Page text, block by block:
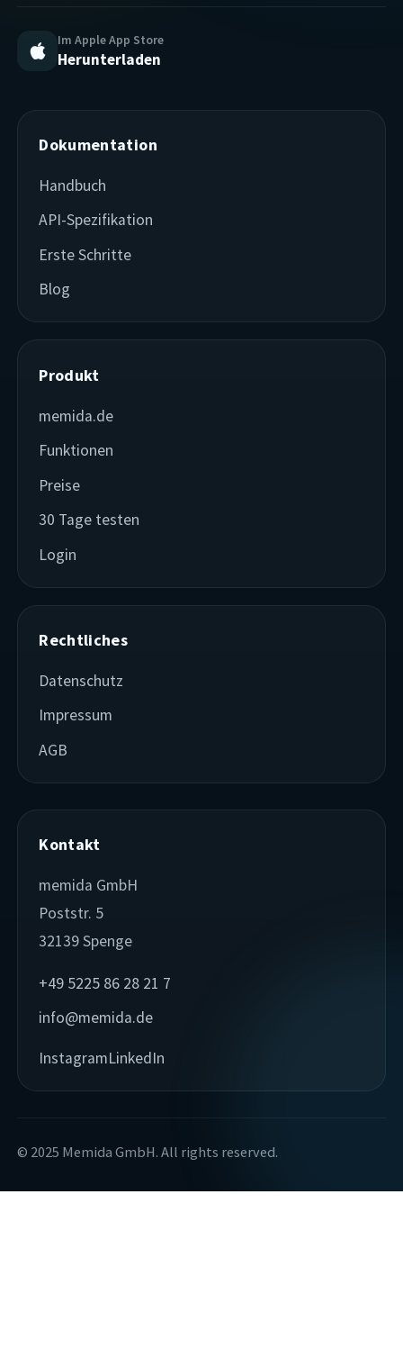
Im Apple App Store
Herunterladen
Dokumentation
Handbuch
API-Spezifikation
Erste Schritte
Blog
Produkt
memida.de
Funktionen
Preise
30 Tage testen
Login
Rechtliches
Datenschutz
Impressum
AGB
Kontakt
memida GmbH
Poststr. 5
32139 Spenge
+49 5225 86 28 21 7
info@memida.de
InstagramLinkedIn
© 2025 Memida GmbH. All rights reserved.